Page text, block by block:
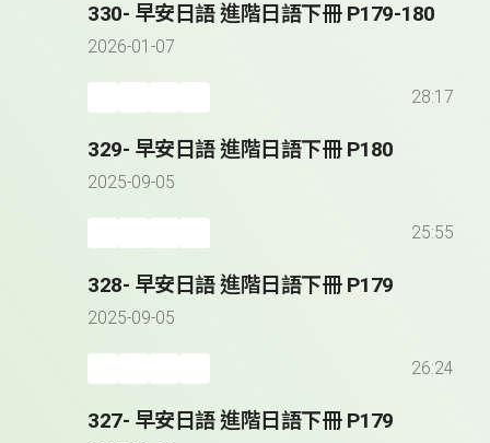
330- 早安日語 進階日語下冊 P179-180
2026-01-07
28:17
329- 早安日語 進階日語下冊 P180
2025-09-05
25:55
328- 早安日語 進階日語下冊 P179
2025-09-05
26:24
327- 早安日語 進階日語下冊 P179